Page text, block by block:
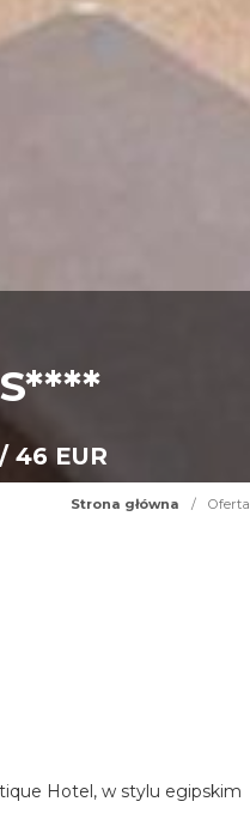
46 EUR
Strona główna / Oferta
Hotel, w stylu egipskim